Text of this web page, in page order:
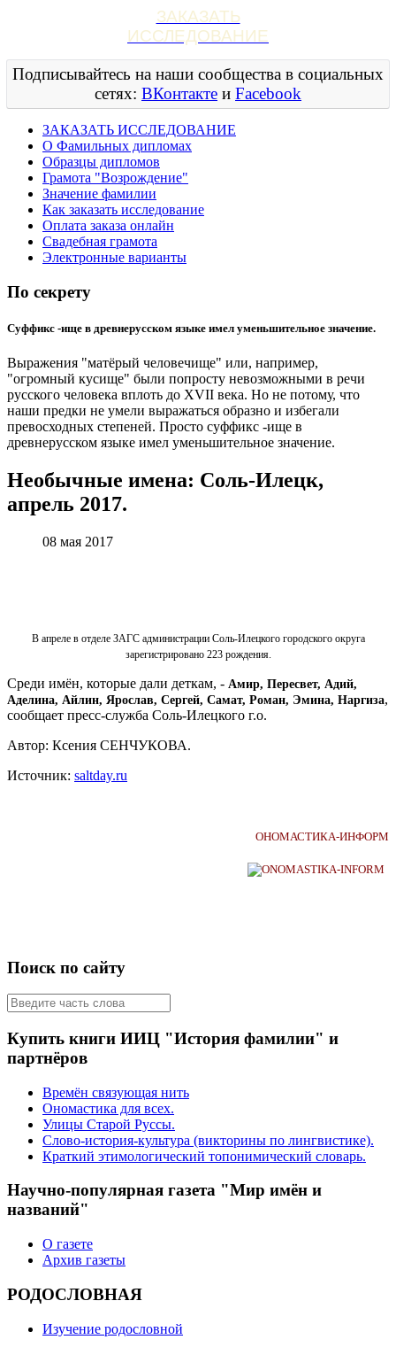
ЗАКАЗАТЬ
ИССЛЕДОВАНИЕ
Подписывайтесь на наши сообщества в социальных
сетях: ВКонтакте и Facebook
ЗАКАЗАТЬ ИССЛЕДОВАНИЕ
О Фамильных дипломах
Образцы дипломов
Грамота "Возрождение"
Значение фамилии
Как заказать исследование
Оплата заказа онлайн
Свадебная грамота
Электронные варианты
По секрету
Суффикс -ище в древнерусском языке имел уменьшительное значение.
Выражения "матёрый человечище" или, например,
"огромный кусище" были попросту невозможными в речи
русского человека вплоть до XVII века. Но не потому, что
наши предки не умели выражаться образно и избегали
превосходных степеней. Просто суффикс -ище в
древнерусском языке имел уменьшительное значение.
Необычные имена: Соль-Илецк,
апрель 2017.
08 мая 2017
В апреле в отделе ЗАГС администрации Соль-Илецкого городского округа
зарегистрировано 223 рождения.
Среди имён, которые дали деткам, - Амир, Пересвет, Адий,
Аделина, Айлин, Ярослав, Сергей, Самат, Роман, Эмина, Наргиза,
сообщает пресс-служба Соль-Илецкого г.о.
Автор: Ксения СЕНЧУКОВА.
Источник: saltday.ru
ОНОМАСТИКА-ИНФОРМ
Поиск по сайту
Купить книги ИИЦ "История фамилии" и
партнёров
Времён связующая нить
Ономастика для всех.
Улицы Старой Руссы.
Слово-история-культура (викторины по лингвистике).
Краткий этимологический топонимический словарь.
Научно-популярная газета "Мир имён и
названий"
О газете
Архив газеты
РОДОСЛОВНАЯ
Изучение родословной